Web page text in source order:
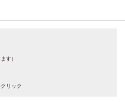
す）
リック